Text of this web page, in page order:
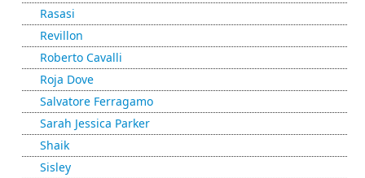
Rasasi
Revillon
Roberto Cavalli
Roja Dove
Salvatore Ferragamo
Sarah Jessica Parker
Shaik
Sisley